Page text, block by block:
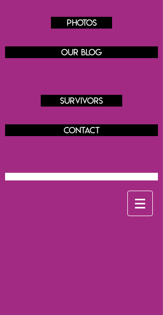
Photos
Our blog
Survivors
Contact